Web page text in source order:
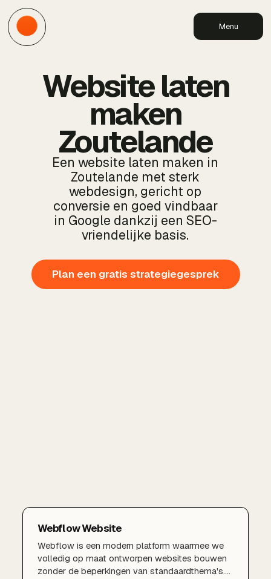
Menu
Website laten
maken
Zoutelande
Een website laten maken in
Zoutelande met sterk
webdesign, gericht op
conversie en goed vindbaar
in Google dankzij een SEO-
vriendelijke basis.
Plan een gratis strategiegesprek
Webflow Website
Webflow is een modern platform waarmee we
volledig op maat ontworpen websites bouwen
zonder de beperkingen van standaardthema's.